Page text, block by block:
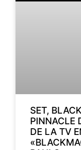
SET,
PINNACLE
DE LA TV